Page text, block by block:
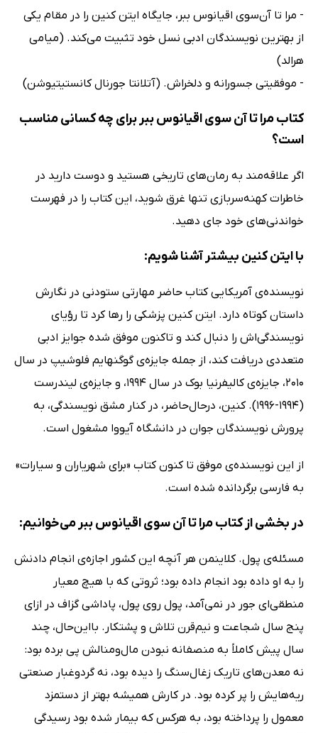
- مرا تا آن‌سوی اقیانوس ببر، جایگاه ایتن کنین را در مقام یکی
از بهترین نویسندگان ادبی نسل خود تثبیت می‌کند. (میامی
هرالد)
- موفقیتی جسورانه و دلخراش. (آتلانتا جورنال کانستیتیوشن)
کتاب مرا تا آن سوی اقیانوس ببر برای چه کسانی مناسب
است؟
اگر علاقه‌مند به رمان‌های تاریخی هستید و دوست دارید در
خاطرات کهنه‌سربازی تنها غرق شوید، این کتاب را در فهرست
خواندنی‌های خود جای دهید.
با ایتن کنین بیشتر آشنا شویم:
نویسنده‌ی آمریکایی کتاب حاضر مهارتی ستودنی در نگارش
داستان کوتاه دارد. ایتن کنین پزشکی را رها کرد تا رؤیای
نویسندگی‌اش را دنبال کند و تاکنون موفق شده جوایز ادبی
متعددی دریافت کند، از جمله جایزه‌ی گوگنهایم فلوشیپ در سال
2010، جایزه‌ی کالیفرنیا بوک در سال 1994، و جایزه‌ی لیندرست
(1994-1996). کنین، در‌حال‌حاضر، در کنار مشق نویسندگی، به
پرورش نویسندگان جوان در دانشگاه آیووا مشغول است.
از این نویسنده‌ی موفق تا کنون کتاب «برای شهریاران و سیارات»
به فارسی برگردانده شده است.
در بخشی از کتاب مرا تا آن سوی اقیانوس ببر می‌خوانیم:
مسئله‌ی پول. کلاینمن هر آنچه این کشور اجازه‌ی انجام دادنش
را به او داده بود انجام داده بود؛ ثروتی که با هیچ معیار
منطقی‌ای جور در نمی‌آمد، پول روی پول، پاداشی گزاف در ازای
پنج سال شجاعت و نیم‌قرن تلاش و پشتکار. بااین‌حال، چند
سال پیش کاملاً به منصفانه نبودن مال‌و‌منالش پی برده بود:
نه معدن‌های تاریک زغال‌سنگ را دیده بود، نه گرد‌و‌غبار صنعتی
ریه‌هایش را پر کرده بود. در کارش همیشه بهتر از دستمزد
معمول را پرداخته بود، به هر‌کس که بیمار شده بود رسیدگی